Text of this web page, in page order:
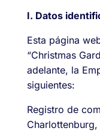
I. Datos
Esta página
“Christmas
adelante, la
siguientes:
Registro de
Charlottenburg,